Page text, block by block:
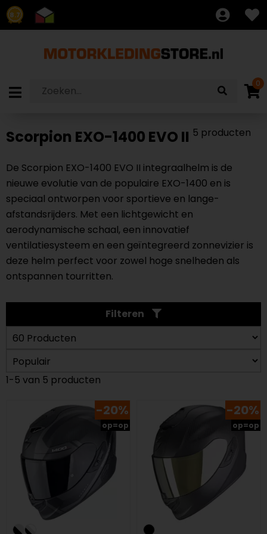
8.7
0
Scorpion EXO-1400 EVO II 5 producten
De Scorpion EXO-1400 EVO II integraalhelm is de
nieuwe evolutie van de populaire EXO-1400 en is
speciaal ontworpen voor sportieve en lange-
afstandsrijders. Met een lichtgewicht en
aerodynamische schaal, een innovatief
ventilatiesysteem en een geïntegreerd zonnevizier is
deze helm perfect voor zowel hoge snelheden als
ontspannen tourritten.
Filteren
1-5 van 5 producten
-20%
op=op
-20%
op=op